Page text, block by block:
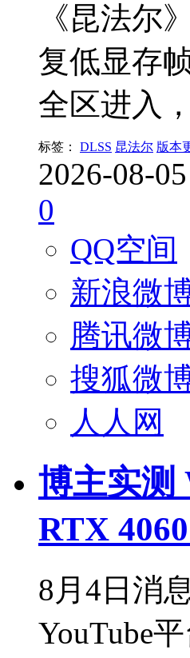
《昆法尔
复低显存
全区进入
标签： DLSS 昆法尔 版本
2026-08-
0
QQ空间
新浪微
腾讯微
搜狐微
人人网
博主实测
RTX
8月4日消
YouTube